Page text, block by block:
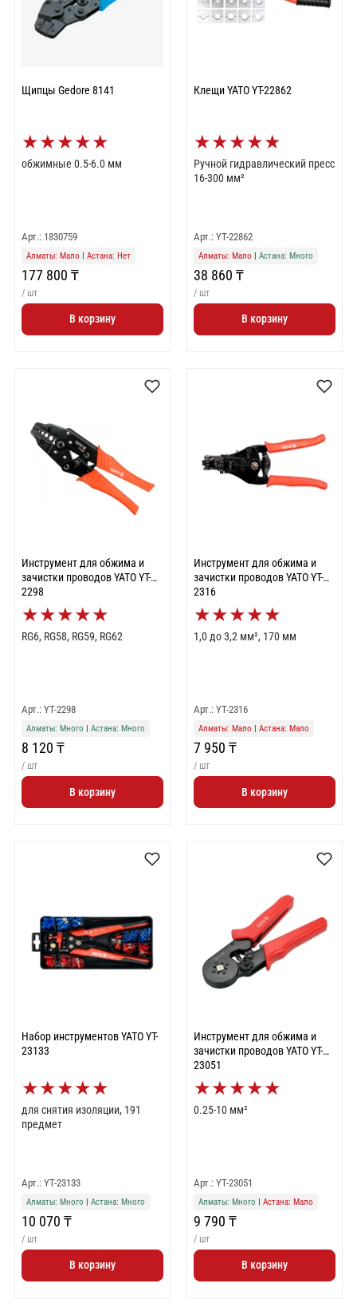
Щипцы Gedore 8141
★★★★★
обжимные 0.5-6.0 мм
Арт.: 1830759
Алматы: Мало | Астана: Нет
177 800 ₸
/ шт
В корзину
Клещи YATO YT-22862
★★★★★
Ручной гидравлический пресс
16-300 мм²
Арт.: YT-22862
Алматы: Мало | Астана: Много
38 860 ₸
/ шт
В корзину
Инструмент для обжима и
зачистки проводов YATO YT-
2298
★★★★★
RG6, RG58, RG59, RG62
Арт.: YT-2298
Алматы: Много Астана: Много
8 120 ₸
/ шт
В корзину
Инструмент для обжима и
зачистки проводов YATO YT-
2316
★★★★★
1,0 до 3,2 мм², 170 мм
Арт.: YT-2316
Алматы: Мало Астана: Мало
7 950 ₸
/ шт
В корзину
Набор инструментов YATO YT-
23133
★★★★★
для снятия изоляции, 191
предмет
Арт.: YT-23133
Алматы: Много | Астана: Много
10 070 ₸
/ шт
В корзину
Инструмент для обжима и
зачистки проводов YATO YT-
23051
★★★★★
0.25-10 мм²
Арт.: YT-23051
Алматы: Много | Астана: Мало
9 790 ₸
/ шт
В корзину